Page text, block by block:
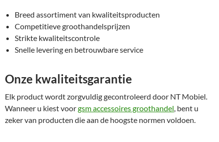
Breed assortiment van kwaliteitsproducten
Competitieve groothandelsprijzen
Strikte kwaliteitscontrole
Snelle levering en betrouwbare service
Onze kwaliteitsgarantie
Elk product wordt zorgvuldig gecontroleerd door NT Mobiel.
Wanneer u kiest voorgsm accessoires groothandel, bent u
zeker van producten die aan de hoogste normen voldoen.